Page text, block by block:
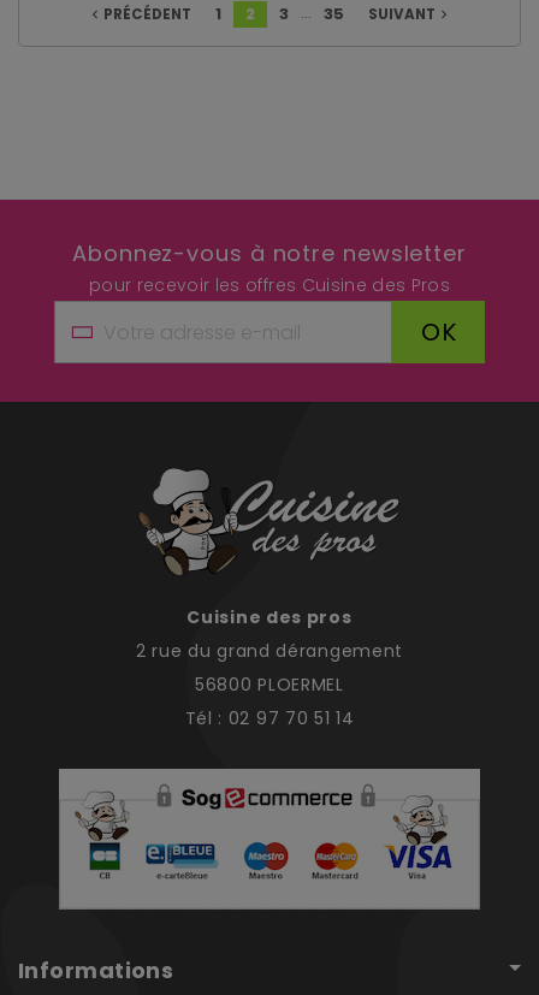
navigate_before PRÉCÉDENT 1 2 3 … 35 SUIVANT navigate_next
Abonnez-vous à notre newsletter
pour recevoir les offres Cuisine des Pros
OK
Cuisine des pros
2 rue du grand dérangement
56800 PLOERMEL
Tél : 02 97 70 51 14
Informations